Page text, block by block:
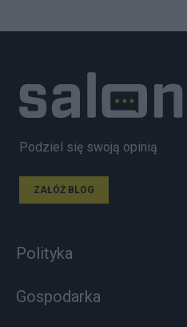
Podziel się swoją opinią
ZAŁÓŻ BLOG
Polityka
Gospodarka